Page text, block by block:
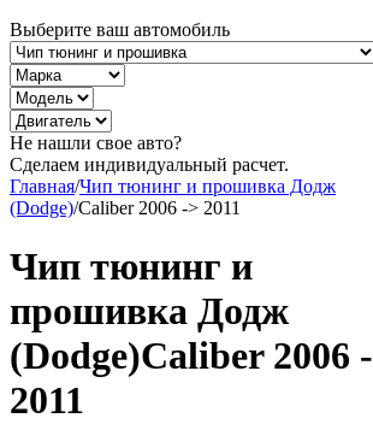
Выберите ваш автомобиль
Не нашли свое авто?
Сделаем индивидуальный расчет.
Главная/Чип тюнинг и прошивка Додж
(Dodge)/Caliber 2006 -> 2011
Чип тюнинг и
прошивка Додж
(Dodge)Caliber 2006 -
2011